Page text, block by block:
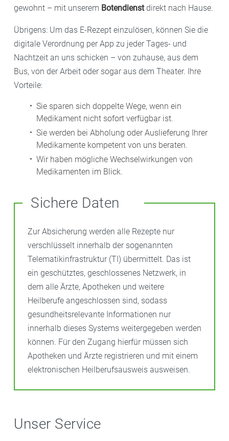
gewohnt – mit unserem Botendienstdirekt nach Hause.
Übrigens: Um das E-Rezept einzulösen, können Sie die
digitale Verordnung per App zu jeder Tages- und
Nachtzeit an uns schicken – von zuhause, aus dem
Bus, von der Arbeit oder sogar aus dem Theater. Ihre
Vorteile:
Sie sparen sich doppelte Wege, wenn ein
Medikament nicht sofort verfügbar ist.
Sie werden bei Abholung oder Auslieferung Ihrer
Medikamente kompetent von uns beraten.
Wir haben mögliche Wechselwirkungen von
Medikamenten im Blick.
Sichere Daten
Zur Absicherung werden alle Rezepte nur
verschlüsselt innerhalb der sogenannten
Telematikinfrastruktur (TI) übermittelt. Das ist
ein geschütztes, geschlossenes Netzwerk, in
dem alle Ärzte, Apotheken und weitere
Heilberufe angeschlossen sind, sodass
gesundheitsrelevante Informationen nur
innerhalb dieses Systems weitergegeben werden
können. Für den Zugang hierfür müssen sich
Apotheken und Ärzte registrieren und mit einem
elektronischen Heilberufsausweis ausweisen.
Unser Service